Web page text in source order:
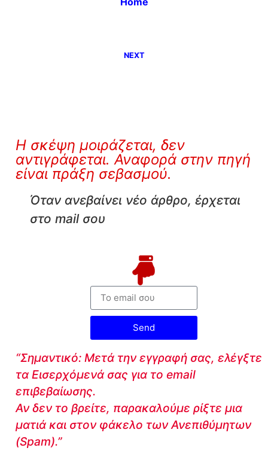
NEXT
Η σκέψη μοιράζεται, δεν
αντιγράφεται. Αναφορά στην πηγή
είναι πράξη σεβασμού.
Όταν ανεβαίνει νέο άρθρο, έρχεται
στο mail σου
Send
“Σημαντικό: Μετά την εγγραφή σας, ελέγξτε
τα Εισερχόμενά σας για το email
επιβεβαίωσης.
Αν δεν το βρείτε, παρακαλούμε ρίξτε μια
ματιά και στον φάκελο των Ανεπιθύμητων
(Spam).”